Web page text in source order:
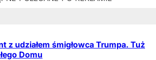
z udziałem śmigłowca Trumpa. Tuż
Domu